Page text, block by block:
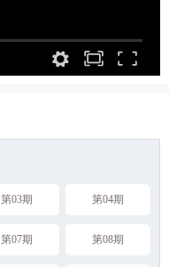
第03期 第04期
第07期 第08期